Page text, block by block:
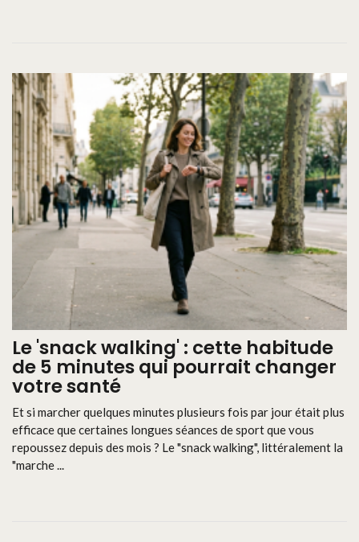
Le 'snack walking' : cette habitude
de 5 minutes qui pourrait changer
votre santé
Et si marcher quelques minutes plusieurs fois par jour était plus
efficace que certaines longues séances de sport que vous
repoussez depuis des mois ? Le "snack walking", littéralement la
"marche ...